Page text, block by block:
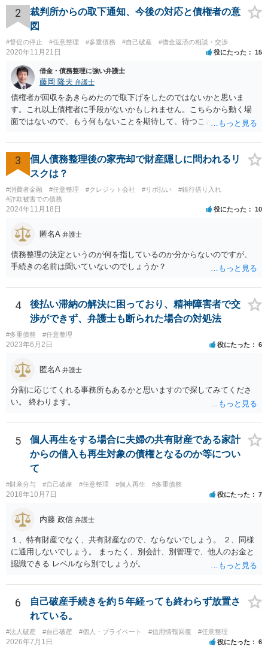
風俗で働いていたことをばらす」といって返金を迫る行為について
は，恐喝罪（犯罪）が成立すると考えられます。 重要なことは， １
相手方に対して「お金を返す」という約束をしないこと。贈与である
と言い張ること ２ 相手方に対して「あなたのやっていることは恐喝
です」と伝えること です。 上記をご自身で行うのは難しいかもしれま
せんから，弁護士に相談して，代わりにやってもらったほうが良いで
しょう。
2
裁判所からの取下通知、今後の対応と債権者の意
図
#督促の停止 #任意整理 #多重債務 #自己破産 #借金返済の相談・交渉
2020年11月21日 役にたった 15
借金・債務整理に強い弁護士
藤岡 隆夫 弁護士
債権者が回収をあきらめたので取下げをしたのではないかと思いま
す。これ以上債権者に手段がないかもしれません。こちらから動く場
面ではないので、もう何もないことを期待して、待つことになるでし
3
個人債務整理後の家売却で財産隠しに問われるリ
スクは？
#消費者金融 #任意整理 #クレジット会社 #リボ払い
#銀行借り入れ
#詐欺被害での債務
2024年11月18日 役にたった 10
匿名A 弁護士
債務整理の決定というのが何を指しているのか分からないのですが、
手続きの名前は聞いていないのでしょうか？
4
後払い滞納の解決に困っており、精神障害者で交
渉ができず、弁護士も断られた場合の対処法
#多重債務 #任意整理
2023年6月2日 役にたった 6
匿名A 弁護士
分割に応じてくれる事務所もあるかと思いますので探してみてくださ
い。 終わります。
5
個人再生をする場合に夫婦の共有財産である家計
からの借入も再生対象の債権となるのか等につい
て
#財産分与 #自己破産 #任意整理 #個人再生 #多重債務
2018年10月7日 役にたった 7
内藤 政信 弁護士
１、特有財産でなく、共有財産なので、ならないでしょう。 ２、同様
に通用しないでしょう。 まったく、別会計、別管理で、他人のお金と
認識できる レベルなら別でしょうが。
6
自己破産手続きを約５年経っても終わらず放置さ
れている。
#法人破産 #自己破産 #個人・プライベート #信用情報回復 #任意整理
2026年7月1日 役にたった 6